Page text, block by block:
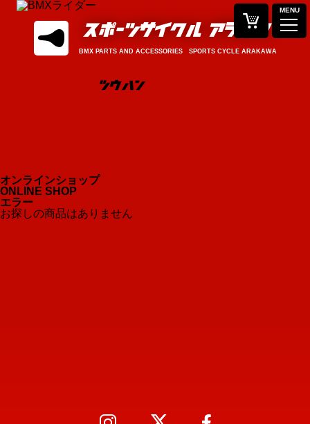
MENU
BMX PARTS AND ACCESSORIES SPORTS CYCLE ARAKAWA
オンラインショップ
ONLINE SHOP
エラー
お探しの商品はありません